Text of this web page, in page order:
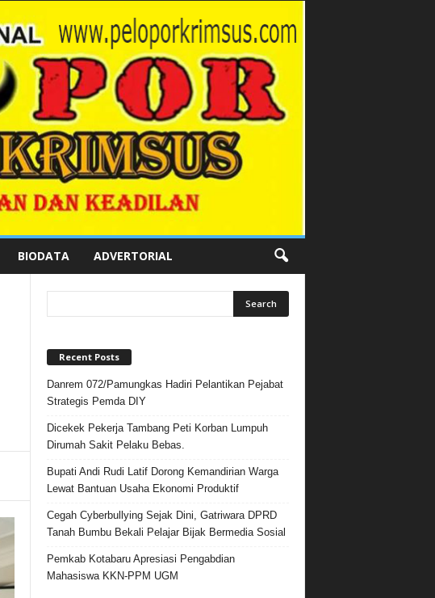
BIODATA ADVERTORIAL
Recent Posts
Danrem 072/Pamungkas Hadiri Pelantikan Pejabat
Strategis Pemda DIY
Dicekek Pekerja Tambang Peti Korban Lumpuh
Dirumah Sakit Pelaku Bebas.
Bupati Andi Rudi Latif Dorong Kemandirian Warga
Lewat Bantuan Usaha Ekonomi Produktif
Cegah Cyberbullying Sejak Dini, Gatriwara DPRD
Tanah Bumbu Bekali Pelajar Bijak Bermedia Sosial
Pemkab Kotabaru Apresiasi Pengabdian
Mahasiswa KKN-PPM UGM